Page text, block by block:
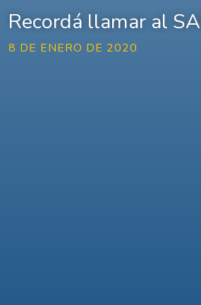
Recordá llamar al
8 DE ENERO DE 2020